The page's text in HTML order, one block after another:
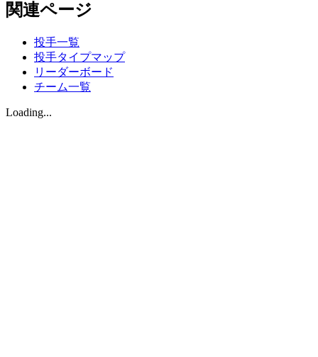
関連ページ
投手一覧
投手タイプマップ
リーダーボード
チーム一覧
Loading...